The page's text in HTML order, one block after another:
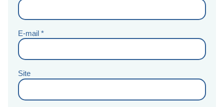
E-mail *
Site